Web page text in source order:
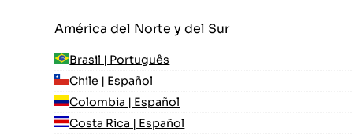
América del Norte y del Sur
Brasil | Português
Chile | Español
Colombia | Español
Costa Rica | Español